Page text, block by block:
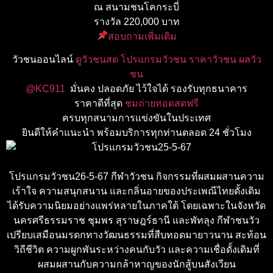
ณ สนามชนโคกระบี่
รางวัล 220,000 บาท
สอบถามเพิ่มเติม
วัวชนออนไลน์ ดูวัวชนสด โปรแกรมวัวชน ราคาวัวชน ผลวัว
ชน
@KC911 มั่นคง ปลอดภัย ไว้ใจได้ รองรับทุกธนาคาร
ราคาดีที่สุด ชมถ่ายทอดสดฟรี
ครบทุกสนามการแข่งขันในประเทศ
ยินดีให้คำแนะนำ พร้อมบริการทุกท่านตลอด 24 ชั่วโมง
โปรแกรมวัวชน26-5-67 กีฬาวัวชน กิจกรรมที่ผสมผสานความ
เร้าใจ ความสนุกสนาน และกลิ่นอายของประเพณีไทยดั้งเดิม
ได้รับความนิยมอย่างแพร่หลายในภาคใต้ โดยเฉพาะในจังหวัด
นครศรีธรรมราช ชุมพร สุราษฎร์ธานี และพัทลุง กีฬาชนวัว
เปรียบเสมือนมรดกทางวัฒนธรรมที่สืบทอดมายาวนาน สะท้อน
วิถีชีวิต ความผูกพันระหว่างคนกับวัว และความเชื่อดั้งเดิมที่
ผสมผสานกับความกล้าหาญของนักสู้บนสังเวียน